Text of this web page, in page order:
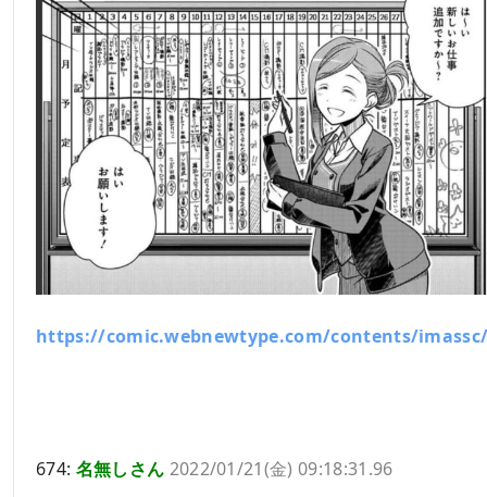
https://comic.webnewtype.com/contents/
674: 名無しさん 2022/01/21(金) 09:18:31.96